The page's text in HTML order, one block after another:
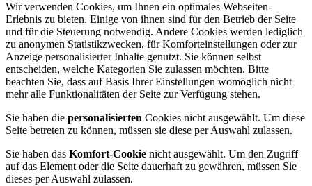
Wir verwenden Cookies, um Ihnen ein optimales Webseiten-
Erlebnis zu bieten. Einige von ihnen sind für den Betrieb der Seite
und für die Steuerung notwendig. Andere Cookies werden lediglich
zu anonymen Statistikzwecken, für Komforteinstellungen oder zur
Anzeige personalisierter Inhalte genutzt. Sie können selbst
entscheiden, welche Kategorien Sie zulassen möchten. Bitte
beachten Sie, dass auf Basis Ihrer Einstellungen womöglich nicht
mehr alle Funktionalitäten der Seite zur Verfügung stehen.
Sie haben die personalisierten Cookies nicht ausgewählt. Um diese
Seite betreten zu können, müssen sie diese per Auswahl zulassen.
Sie haben das Komfort-Cookie nicht ausgewählt. Um den Zugriff
auf das Element oder die Seite dauerhaft zu gewähren, müssen Sie
dieses per Auswahl zulassen.